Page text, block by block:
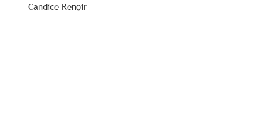
Candice Renoir